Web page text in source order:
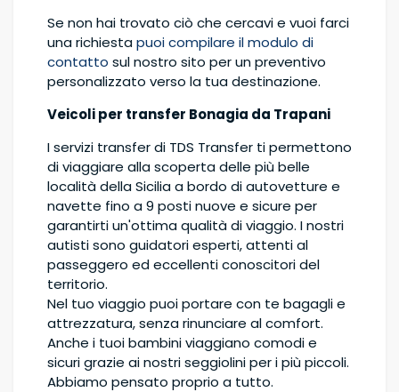
Se non hai trovato ciò che cercavi e vuoi farci
una richiestapuoi compilare il modulo di
contatto sul nostro sito per un preventivo
personalizzato verso la tua destinazione.
Veicoli per transfer Bonagia da Trapani
I servizi transfer di TDS Transfer ti permettono
di viaggiare alla scoperta delle più belle
località della Sicilia a bordo di autovetture e
navette fino a 9 posti nuove e sicure per
garantirti un'ottima qualità di viaggio. I nostri
autisti sono guidatori esperti, attenti al
passeggero ed eccellenti conoscitori del
territorio.
Nel tuo viaggio puoi portare con te bagagli e
attrezzatura, senza rinunciare al comfort.
Anche i tuoi bambini viaggiano comodi e
sicuri grazie ai nostri seggiolini per i più piccoli.
Abbiamo pensato proprio a tutto.